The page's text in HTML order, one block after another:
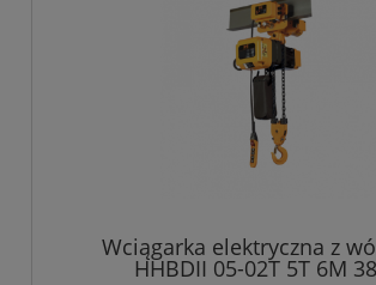
Wciągarka elektryczna z
HHBDII 05-02T 5T 6M